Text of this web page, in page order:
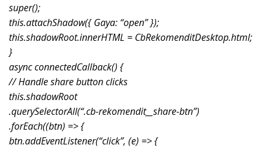
super();
this.attachShadow({ Gaya: “open” });
this.shadowRoot.innerHTML = CbRekomenditDesktop.html;
}
async connectedCallback() {
// Handle share button clicks
this.shadowRoot
.querySelectorAll(“.cb-rekomendit__share-btn”)
.forEach((btn) => {
btn.addEventListener(“click”, (e) => {